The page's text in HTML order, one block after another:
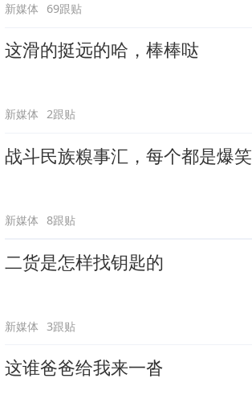
新媒体 69跟贴
这滑的挺远的哈，棒棒哒
新媒体 2跟贴
战斗民族糗事汇，每个都是爆笑
新媒体 8跟贴
二货是怎样找钥匙的
新媒体 3跟贴
这谁爸爸给我来一沓